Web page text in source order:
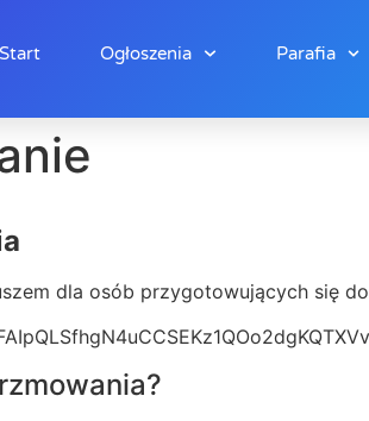
Start Ogłoszenia Parafia
dla osób przygotowujących się